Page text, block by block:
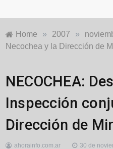
Home » 2007 »
Necochea y la Dirección de
Locales
NECOCHEA:
Inspección
Dirección de
ahorainfo.com.ar 30 de